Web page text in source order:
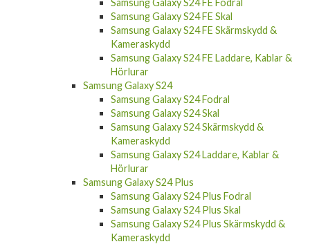
Samsung Galaxy S24 FE Skal
Samsung Galaxy S24 FE Skärmskydd &
Kameraskydd
Samsung Galaxy S24 FE Laddare, Kablar &
Hörlurar
Samsung Galaxy S24
Samsung Galaxy S24 Fodral
Samsung Galaxy S24 Skal
Samsung Galaxy S24 Skärmskydd &
Kameraskydd
Samsung Galaxy S24 Laddare, Kablar &
Hörlurar
Samsung Galaxy S24 Plus
Samsung Galaxy S24 Plus Fodral
Samsung Galaxy S24 Plus Skal
Samsung Galaxy S24 Plus Skärmskydd &
Kameraskydd